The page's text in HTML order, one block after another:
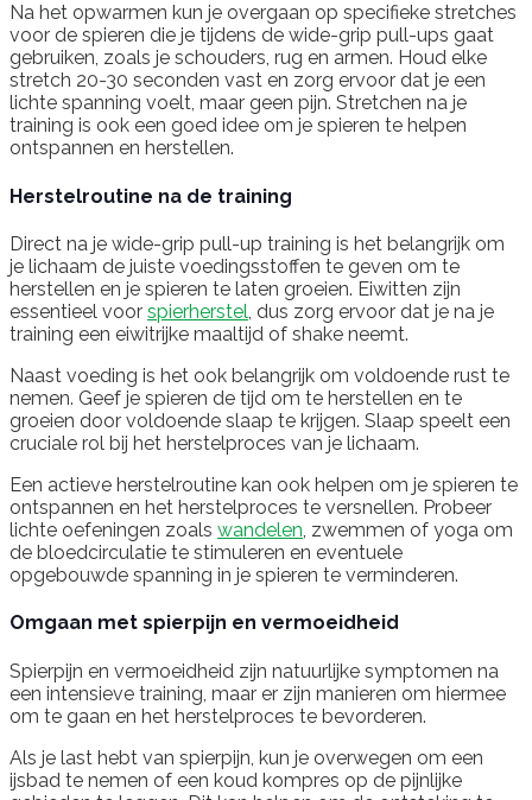
Na het opwarmen kun je overgaan op specifieke stretches
voor de spieren die je tijdens de wide-grip pull-ups gaat
gebruiken, zoals je schouders, rug en armen. Houd elke
stretch 20-30 seconden vast en zorg ervoor dat je een
lichte spanning voelt, maar geen pijn. Stretchen na je
training is ook een goed idee om je spieren te helpen
ontspannen en herstellen.
Herstelroutine na de training
Direct na je wide-grip pull-up training is het belangrijk om
je lichaam de juiste voedingsstoffen te geven om te
herstellen en je spieren te laten groeien. Eiwitten zijn
essentieel voor spierherstel, dus zorg ervoor dat je na je
training een eiwitrijke maaltijd of shake neemt.
Naast voeding is het ook belangrijk om voldoende rust te
nemen. Geef je spieren de tijd om te herstellen en te
groeien door voldoende slaap te krijgen. Slaap speelt een
cruciale rol bij het herstelproces van je lichaam.
Een actieve herstelroutine kan ook helpen om je spieren te
ontspannen en het herstelproces te versnellen. Probeer
lichte oefeningen zoals wandelen, zwemmen of yoga om
de bloedcirculatie te stimuleren en eventuele
opgebouwde spanning in je spieren te verminderen.
Omgaan met spierpijn en vermoeidheid
Spierpijn en vermoeidheid zijn natuurlijke symptomen na
een intensieve training, maar er zijn manieren om hiermee
om te gaan en het herstelproces te bevorderen.
Als je last hebt van spierpijn, kun je overwegen om een
ijsbad te nemen of een koud kompres op de pijnlijke